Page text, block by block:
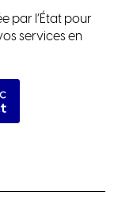
par l’État pour
services en
avec